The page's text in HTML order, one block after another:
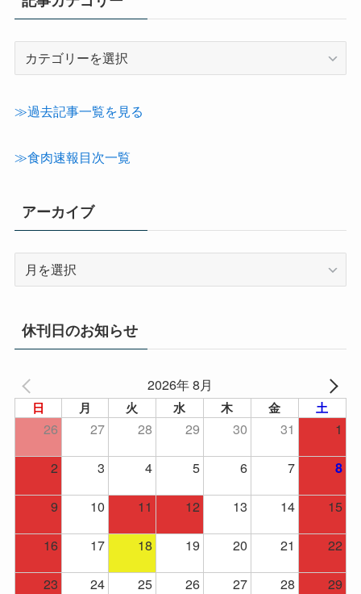
テ
≫過去記事一覧を見る
≫食肉速報目次一覧
アーカイブ
イ
ブ
休刊日のお知らせ
2026年 8月
日 月 火 水 木 金 土
26 27 28 29 30 31
1
2
3 4 5 6 7 8
9 10 11 12 13 14
15
16
17 18 19 20 21
22
23
24 25 26 27 28
29